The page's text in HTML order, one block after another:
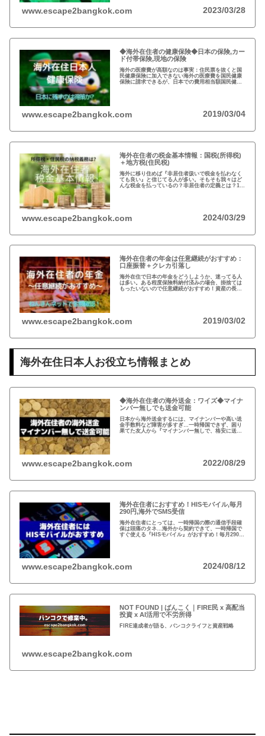
www.escape2bangkok.com 2023/03/28
◆海外在住者の健康保険◆日本の保険,カー
ド付帯保険,現地の保険
海外の医療費が高額なのは事実：住民票を抜くと国
民健康保険に加入できない海外の医療費を国民健康
保険に請求できるが、日本での費用相当額国民健康
www.escape2bangkok.com 2019/03/04
海外在住者の税金基本情報：国税(所得税)
＋地方税(住民税)
海外に移り住めば『非居住者扱いで税金を払わなく
ても良い』と信じてる人が多い。そもそも我々はど
んな税金を払っているの？非居住者の定義とは？1月
www.escape2bangkok.com 2024/03/29
海外在住者の年金は任意継続がおすすめ：
口座振替＋クレカ引落し
海外在住で日本の年金をどうしようか、迷ってる人
は多い。ある程度保険料納付済みの場合、掛捨ては
もったいないので任意継続がおすすめ！資産の長期
www.escape2bangkok.com 2019/03/02
海外在住日本人お役立ち情報まとめ
◆海外在住者の海外送金：ワイズ◆マイナ
ンバー無しでも送金可能
日本から海外送金するには、マイナンバーや高い送
金手数料など障害が多すぎ…一時帰国できず、困り
果てた友人から『マイナンバー無しで、格安に送金
www.escape2bangkok.com 2022/08/29
海外在住者におすすめ！HISモバイル,毎月
290円,海外でSMS受信
海外在住者にとっては、一時帰国の際の通信手段確
保は頭痛のタネ…海外から契約できて、一時帰国で
すぐ使える『HISモバイル』がおすすめ！毎月290円
www.escape2bangkok.com 2024/08/12
NOT FOUND | ばんこく｜FIRE民 x 高配当
投資 x AI活用で不労所得
FIRE達成者が語る、バンコクライフと資産戦略
www.escape2bangkok.com